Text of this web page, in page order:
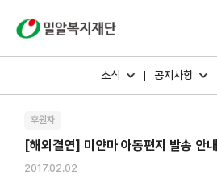
소식 공지사항
후원자
[해외결연] 미얀마 아동편지 발송 안내
2017.02.02